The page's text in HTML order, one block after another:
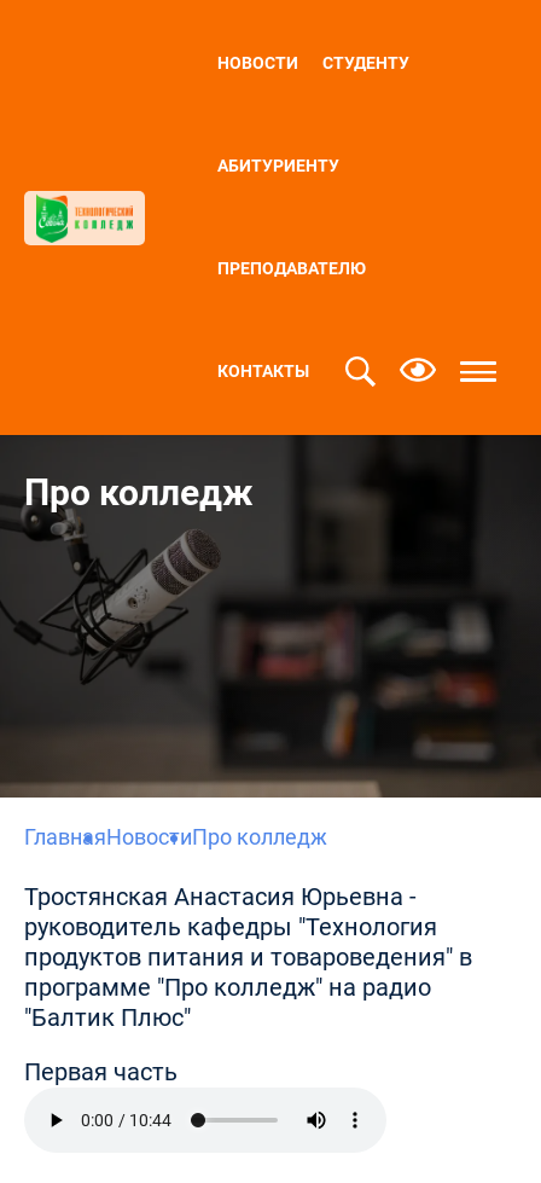
НОВОСТИ СТУДЕНТУ
АБИТУРИЕНТУ
ПРЕПОДАВАТЕЛЮ
КОНТАКТЫ
Про колледж
ГлавнаяНовостиПро колледж
Тростянская Анастасия Юрьевна -
руководитель кафедры "Технология
продуктов питания и товароведения" в
программе "Про колледж" на радио
"Балтик Плюс"
Первая часть